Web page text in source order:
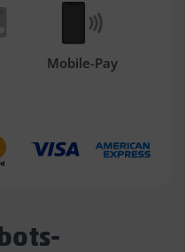
Mobile-Pay